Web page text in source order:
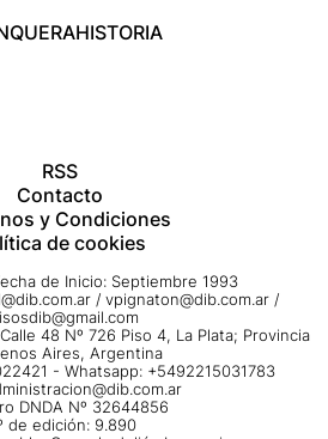
HISTORIA
RSS
Contacto
y Condiciones
de cookies
de Inicio: Septiembre 1993
/ vpignaton@dib.com.ar /
48 Nº 726 Piso 4, La Plata; Provincia
Aires, Argentina
- Whatsapp: +5492215031783
DNDA Nº 32644856
de edición: 9.890